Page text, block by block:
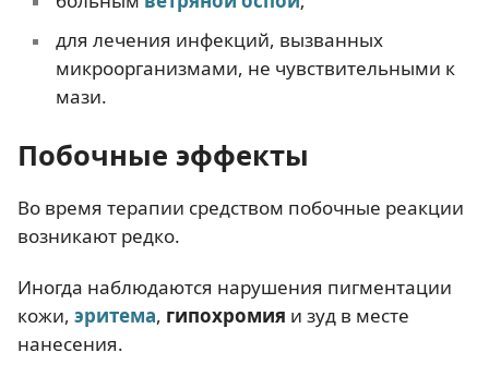
для лечения инфекций, вызванных
микроорганизмами, не чувствительными к
мази.
Побочные эффекты
Во время терапии средством побочные реакции
возникают редко.
Иногда наблюдаются нарушения пигментации
кожи, эритема, гипохромия и зуд в месте
нанесения.